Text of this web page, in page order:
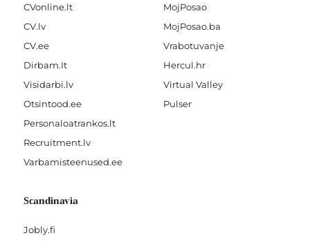
CVonline.lt
CV.lv
CV.ee
Dirbam.It
Visidarbi.lv
Otsintood.ee
Personaloatrankos.lt
Recruitment.lv
Varbamisteenused.ee
MojPosao
MojPosao.ba
Vrabotuvanje
Hercul.hr
Virtual Valley
Pulser
Scandinavia
Jobly.fi